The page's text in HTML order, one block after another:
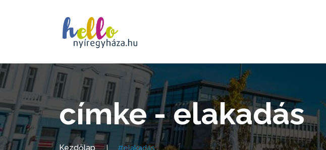
címke - elakadás
Kezdőlap #elakadás